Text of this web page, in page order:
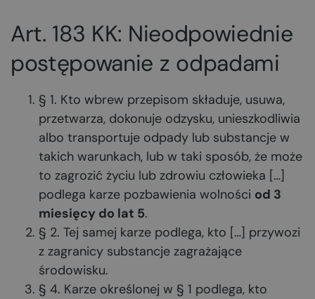
Art. 183 KK: Nieodpowiednie
postępowanie z odpadami
§ 1. Kto wbrew przepisom składuje, usuwa,
przetwarza, dokonuje odzysku, unieszkodliwia
albo transportuje odpady lub substancje w
takich warunkach, lub w taki sposób, że może
to zagrozić życiu lub zdrowiu człowieka […]
podlega karze pozbawienia wolności od 3
miesięcy do lat 5.
§ 2. Tej samej karze podlega, kto […] przywozi
z zagranicy substancje zagrażające
środowisku.
§ 4. Karze określonej w § 1 podlega, kto